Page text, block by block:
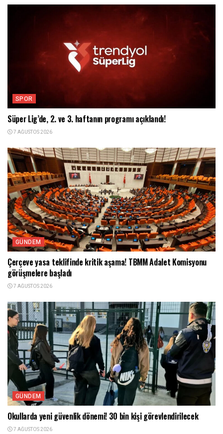
SPOR
Süper Lig’de, 2. ve 3. haftanın programı açıklandı!
7 AĞUSTOS 2026
GÜNDEM
Çerçeve yasa teklifinde kritik aşama! TBMM Adalet Komisyonu
görüşmelere başladı
7 AĞUSTOS 2026
GÜNDEM
Okullarda yeni güvenlik dönemi! 30 bin kişi görevlendirilecek
7 AĞUSTOS 2026